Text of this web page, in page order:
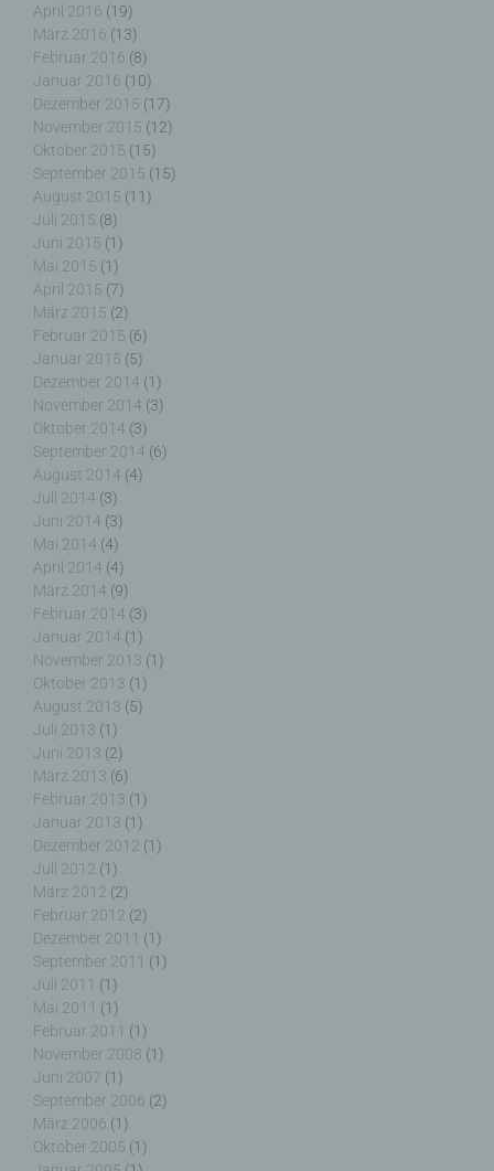
April 2016 (19)
März 2016 (13)
Februar 2016 (8)
Januar 2016 (10)
Dezember 2015 (17)
November 2015 (12)
Oktober 2015 (15)
September 2015 (15)
August 2015 (11)
Juli 2015 (8)
Juni 2015 (1)
Mai 2015 (1)
April 2015 (7)
März 2015 (2)
Februar 2015 (6)
Januar 2015 (5)
Dezember 2014 (1)
November 2014 (3)
Oktober 2014 (3)
September 2014 (6)
August 2014 (4)
Juli 2014 (3)
Juni 2014 (3)
Mai 2014 (4)
April 2014 (4)
März 2014 (9)
Februar 2014 (3)
Januar 2014 (1)
November 2013 (1)
Oktober 2013 (1)
August 2013 (5)
Juli 2013 (1)
Juni 2013 (2)
März 2013 (6)
Februar 2013 (1)
Januar 2013 (1)
Dezember 2012 (1)
Juli 2012 (1)
März 2012 (2)
Februar 2012 (2)
Dezember 2011 (1)
September 2011 (1)
Juli 2011 (1)
Mai 2011 (1)
Februar 2011 (1)
November 2008 (1)
Juni 2007 (1)
September 2006 (2)
März 2006 (1)
Oktober 2005 (1)
h) Auftragsverarbeiter
Auftragsverarbeiter ist eine natürliche oder
juristische Person, Behörde, Einrichtung oder
andere Stelle, die personenbezogene Daten im
Auftrag des Verantwortlichen verarbeitet.
i) Empfänger
Empfänger ist eine natürliche oder juristische
Person, Behörde, Einrichtung oder andere Stelle,
der personenbezogene Daten offengelegt werden,
unabhängig davon, ob es sich bei ihr um einen
Dritten handelt oder nicht. Behörden, die im
Rahmen eines bestimmten Untersuchungsauftrags
nach dem Unionsrecht oder dem Recht der
Mitgliedstaaten möglicherweise
personenbezogene Daten erhalten, gelten jedoch
nicht als Empfänger.
j) Dritter
Dritter ist eine natürliche oder juristische Person,
Behörde, Einrichtung oder andere Stelle außer der
betroffenen Person, dem Verantwortlichen, dem
Auftragsverarbeiter und den Personen, die unter
der unmittelbaren Verantwortung des
Verantwortlichen oder des Auftragsverarbeiters
befugt sind, die personenbezogenen Daten zu
verarbeiten.
k) Einwilligung
Einwilligung ist jede von der betroffenen Person
freiwillig für den bestimmten Fall in informierter
Weise und unmissverständlich abgegebene
Willensbekundung in Form einer Erklärung oder
einer sonstigen eindeutigen bestätigenden
Handlung, mit der die betroffene Person zu